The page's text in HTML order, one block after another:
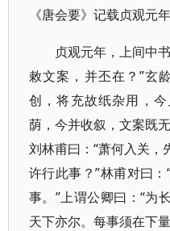
《唐会要》记载贞观元
贞观元年，上间中
敕文案，并丕在？”玄
创，将充故纸杂用，
荫，今并收叙，文案既
刘林甫曰：“萧何入关，
许行此事？”林甫对曰
事。”上谓公卿曰：“为
天下亦尔。每事须在下